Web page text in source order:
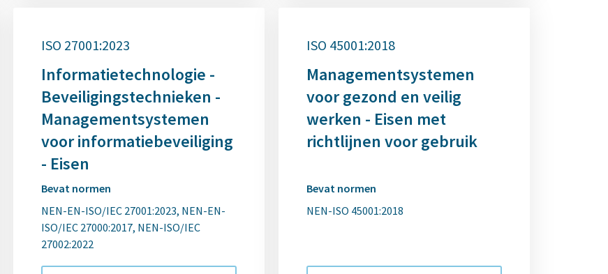
ISO 27001:2023
Informatietechnologie -
Beveiligingstechnieken -
Managementsystemen
voor informatiebeveiliging
- Eisen
Bevat normen
NEN-EN-ISO/IEC 27001:2023 NEN-EN-
ISO/IEC 27000:2017 NEN-ISO/IEC
27002:2022
ISO 45001:2018
Managementsystemen
voor gezond en veilig
werken - Eisen met
richtlijnen voor gebruik
Bevat normen
NEN-ISO 45001:2018